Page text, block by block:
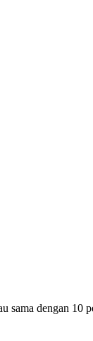
sama dengan 10